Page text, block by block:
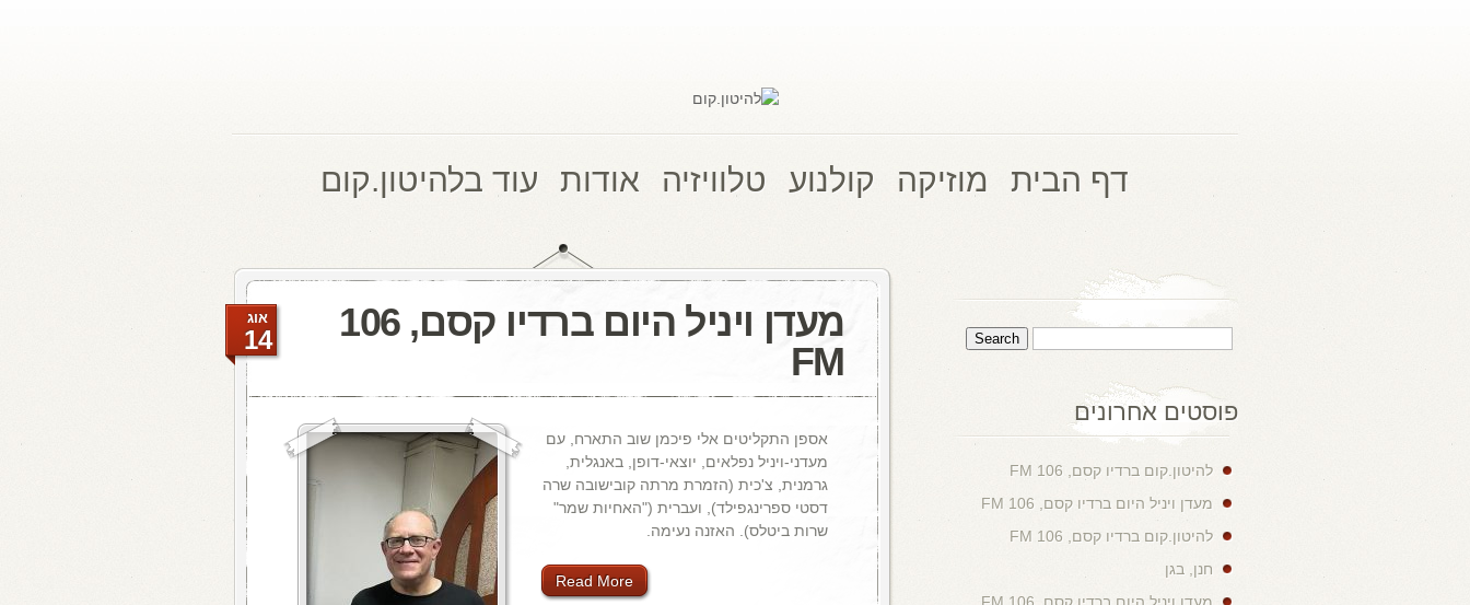
דף הבית מוזיקה קולנוע טלוויזיה אודות עוד בלהיטון.קום
מעדן ויניל היום ברדיו קסם, 106
FM
אוג
14
אספן התקליטים אלי פיכמן שוב התארח, עם
מעדני-ויניל נפלאים, יוצאי-דופן, באנגלית,
גרמנית, צ'כית (הזמרת מרתה קובישובה שרה
דסטי ספרינגפילד), ועברית ("האחיות שמר"
שרות ביטלס). האזנה נעימה.
Read More
פוסטים אחרונים
להיטון.קום ברדיו קסם, 106 FM
מעדן ויניל היום ברדיו קסם, 106 FM
להיטון.קום ברדיו קסם, 106 FM
חנן, בגן